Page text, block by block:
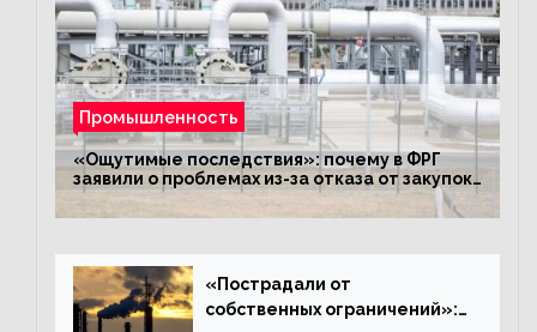
Промышленность
«Ощутимые последствия»: почему в ФРГ
заявили о проблемах из-за отказа от закупок
российского газа
«Пострадали от
собственных ограничений»: